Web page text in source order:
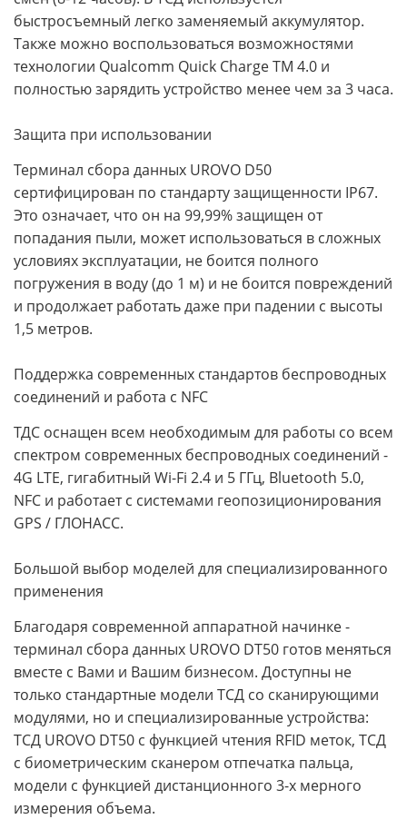
быстросъемный легко заменяемый аккумулятор.
Также можно воспользоваться возможностями
технологии Qualcomm Quick Charge TM 4.0 и
полностью зарядить устройство менее чем за 3 часа.
Защита при использовании
Терминал сбора данных UROVO D50
сертифицирован по стандарту защищенности IP67.
Это означает, что он на 99,99% защищен от
попадания пыли, может использоваться в сложных
условиях эксплуатации, не боится полного
погружения в воду (до 1 м) и не боится повреждений
и продолжает работать даже при падении с высоты
1,5 метров.
Поддержка современных стандартов беспроводных
соединений и работа с NFC
ТДС оснащен всем необходимым для работы со всем
спектром современных беспроводных соединений -
4G LTE, гигабитный Wi-Fi 2.4 и 5 ГГц, Bluetooth 5.0,
NFC и работает с системами геопозиционирования
GPS / ГЛОНАСС.
Большой выбор моделей для специализированного
применения
Благодаря современной аппаратной начинке -
терминал сбора данных UROVO DT50 готов меняться
вместе с Вами и Вашим бизнесом. Доступны не
только стандартные модели ТСД со сканирующими
модулями, но и специализированные устройства:
ТСД UROVO DT50 с функцией чтения RFID меток, ТСД
с биометрическим сканером отпечатка пальца,
модели с функцией дистанционного 3-х мерного
измерения объема.